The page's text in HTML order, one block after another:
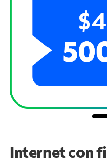
Internet con